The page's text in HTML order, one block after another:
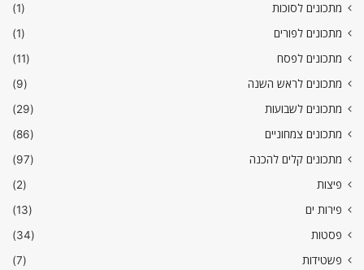
מתכונים לסוכות
(1)
מתכונים לפורים
(1)
מתכונים לפסח
(11)
מתכונים לראש השנה
(9)
מתכונים לשבועות
(29)
מתכונים צמחוניים
(86)
מתכונים קלים להכנה
(97)
פיצות
(2)
פירות ים
(13)
פסטות
(34)
פשטידות
(7)